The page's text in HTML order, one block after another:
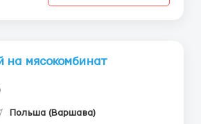
на мясокомбинат
Польша (Варшава)